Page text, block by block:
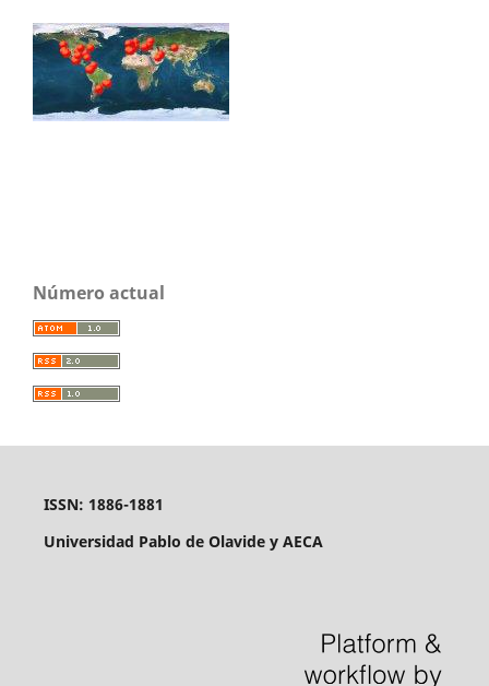
Número actual
ISSN: 1886-1881
Universidad Pablo de Olavide y AECA